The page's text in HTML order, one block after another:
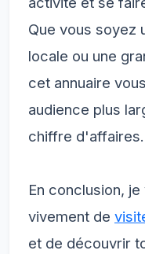
Que vous soyez
locale ou une
cet annuaire
audience plus
chiffre d'affaires.
En conclusion,
vivement de
et de découvrir